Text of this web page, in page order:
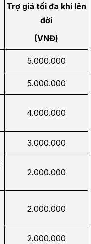
Trợ giá tối đa khi lên
đời
(VNĐ)
5.000.000
5.000.000
4.000.000
3.000.000
2.000.000
2.000.000
2.000.000